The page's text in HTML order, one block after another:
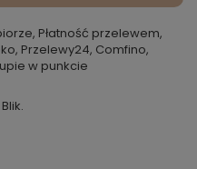
Płatność przelewem,
Przelewy24, Comfino,
w punkcie